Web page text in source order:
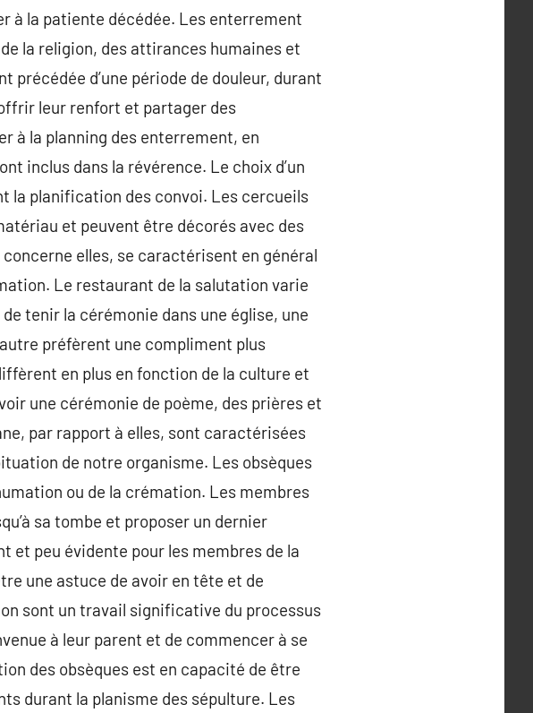
à la patiente décédée. Les enterrement
la religion, des attirances humaines et
précédée d’une période de douleur, durant
leur renfort et partager des
à la planning des enterrement, en
inclus dans la révérence. Le choix d’un
la planification des convoi. Les cercueils
et peuvent être décorés avec des
elles, se caractérisent en général
Le restaurant de la salutation varie
tenir la cérémonie dans une église, une
préfèrent une compliment plus
en plus en fonction de la culture et
une cérémonie de poème, des prières et
par rapport à elles, sont caractérisées
de notre organisme. Les obsèques
ou de la crémation. Les membres
sa tombe et proposer un dernier
et peu évidente pour les membres de la
une astuce de avoir en tête et de
sont un travail significative du processus
à leur parent et de commencer à se
des obsèques est en capacité de être
durant la planisme des sépulture. Les